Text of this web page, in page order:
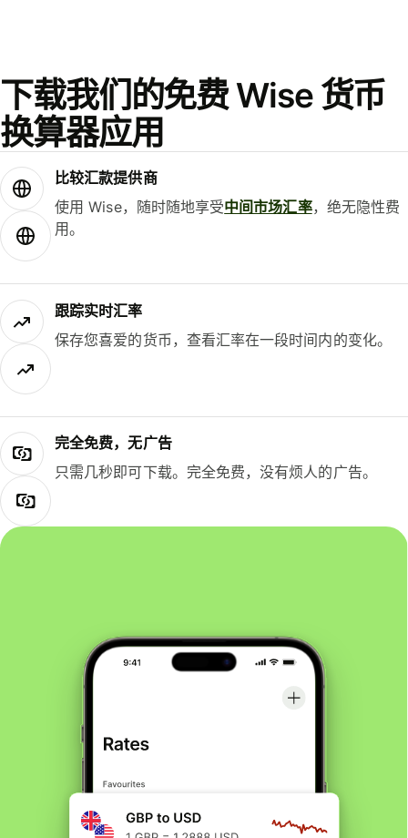
下载我们的免费 Wise 货币
换算器应用
比较汇款提供商
使用 Wise，随时随地享受中间市场汇率，绝无隐性费
用。
跟踪实时汇率
保存您喜爱的货币，查看汇率在一段时间内的变化。
完全免费，无广告
只需几秒即可下载。完全免费，没有烦人的广告。